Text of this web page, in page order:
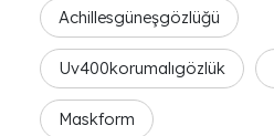
Achillesgüneşgözlüğü
Uv400korumalıgözlük
Maskform